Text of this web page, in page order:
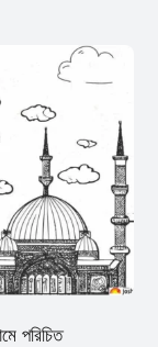
পরিচিত